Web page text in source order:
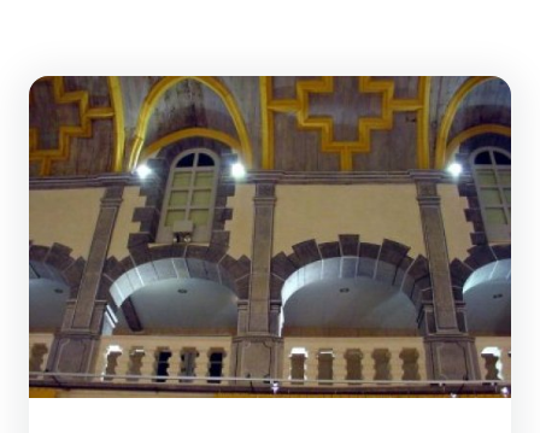
Informations rattachées à ce lieu
Chapelle des Jésuites